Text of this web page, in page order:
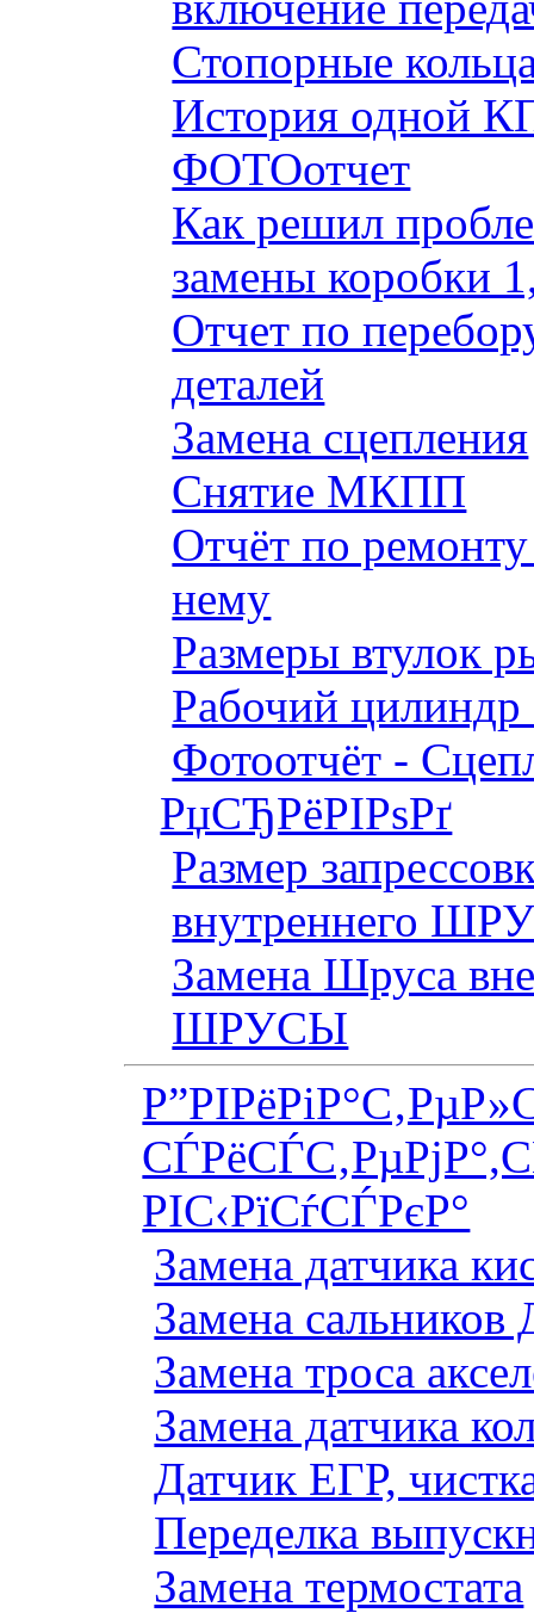
Стопорные
История одной
ФОТОотчет
Как решил
замены коробки
Отчет по
деталей
Замена сцепления
Снятие МКПП
Отчёт по
нему
Размеры втулок
Рабочий цилиндр
Фотоотчёт -
РџСЂРёРІРѕРґ
Размер
внутреннего
Замена Шруса
ШРУСЫ
РІС‹РїСѓСЃРєР°
Замена датчика
Замена сальников
Замена троса
Замена датчика
Датчик ЕГР,
Переделка
Замена термостата